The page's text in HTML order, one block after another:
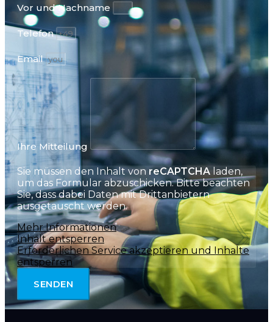
Vor und Nachname
Telefon
Email
Ihre Mitteilung
Sie müssen den Inhalt von reCAPTCHA laden,
um das Formular abzuschicken. Bitte beachten
Sie, dass dabei Daten mit Drittanbietern
ausgetauscht werden.
Mehr Informationen
Inhalt entsperren
Erforderlichen Service akzeptieren und Inhalte
entsperren
SENDEN